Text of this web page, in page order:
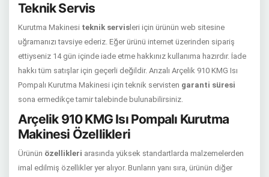
Teknik Servis
Kurutma Makinesi teknik servis leri için ürünün web sitesine
uğramanızı tavsiye ederiz. Eğer ürünü internet üzerinden sipariş
ettiyseniz 14 gün içinde iade etme hakkınız kullanıma hazırdır. İade
hakkı tüm satışlar için geçerli değildir. Arızalı Arçelik 910 KMG Isı
Pompalı Kurutma Makinesi için teknik servisten garanti süresi
sona ermedikçe tamir talebinde bulunabilirsiniz.
Arçelik 910 KMG Isı Pompalı Kurutma
Makinesi Özellikleri
Ürünün özellikleri arasında yüksek standartlarda malzemelerden
imal edilmiş özellikler yer alıyor. Bunların yanı sıra, ürünün diğer